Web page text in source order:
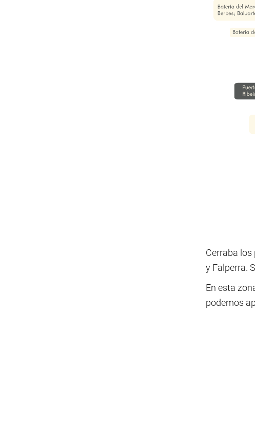
Cerraba los
y Falperra.
En esta
podemos